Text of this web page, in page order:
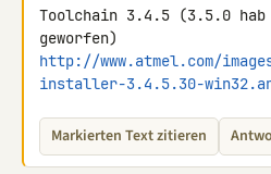
Toolchain 3.4.5 (3.5.0
http://www.atmel.com/
installer-3.4.5.30-
Markierten Text zitieren